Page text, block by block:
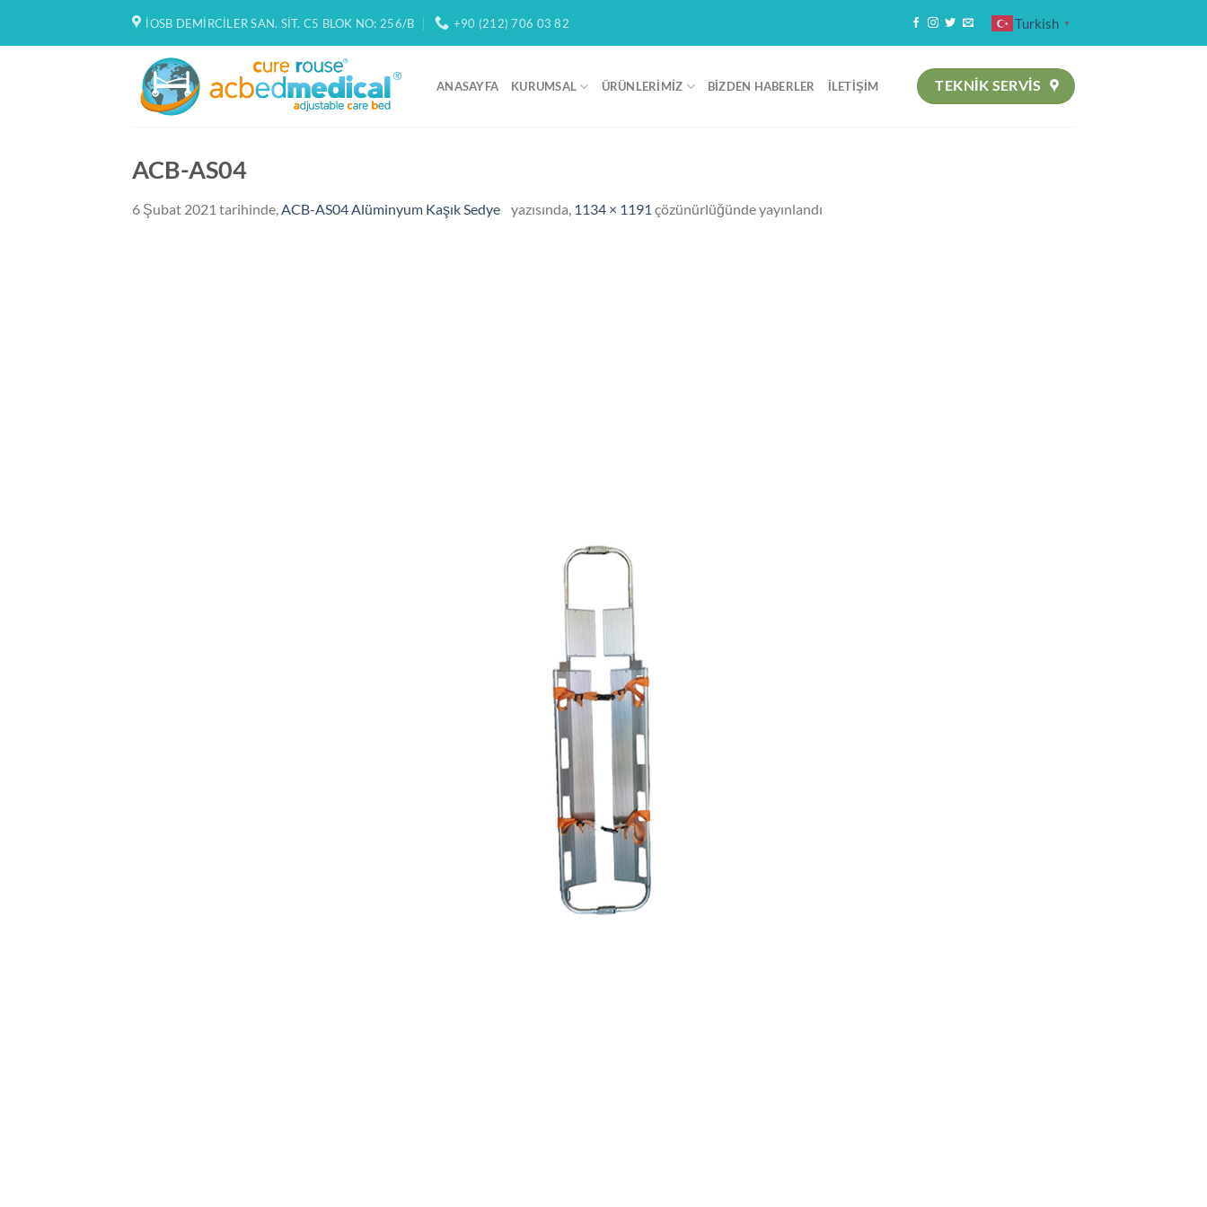
İOSB DEMIRCILER SAN. SIT. C5 BLOK NO: 256/B +90 (212) 706 03 82 Turkish ▼
ANASAYFA KURUMSAL ÜRÜNLERIMIZ BIZDEN HABERLER İLETIŞIM TEKNIK SERVİS
ACB-AS04
6 Şubat 2021 tarihinde, ACB-AS04 Alüminyum Kaşık Sedye yazısında, 1134 × 1191 çözünürlüğünde yayınlandı